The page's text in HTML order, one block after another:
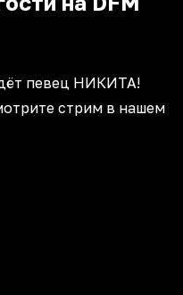
певец НИКИТА!
стрим в нашем